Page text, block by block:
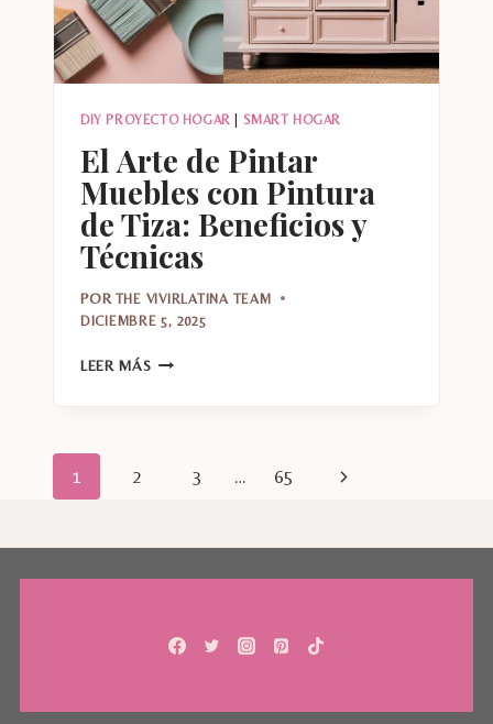
DIY PROYECTO HOGAR SMART HOGAR
El Arte de Pintar
Muebles con Pintura
de Tiza: Beneficios y
Técnicas
POR THE VIVIRLATINA TEAM
DICIEMBRE 5, 2025
LEER MÁS
TIZA:
Navegación
1 2 3 … 65
Siguiente